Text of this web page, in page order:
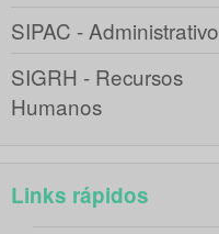
SIPAC - Administrativo
SIGRH - Recursos
Humanos
Links rápidos